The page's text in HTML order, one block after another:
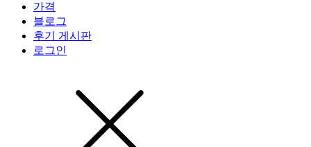
가격
블로그
후기 게시판
로그인